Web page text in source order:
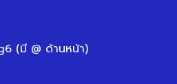
(มี @ ด้านหน้า)